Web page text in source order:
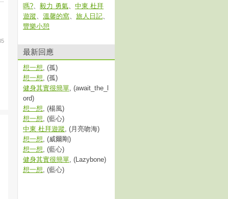
嗎?、 毅力 勇氣、 中東 杜拜
遊蹤、 溫馨的窩、 旅人日記、
豐樂小憩
最新回應
想一想, (孤)
想一想, (孤)
健身其實很簡單, (await_the_l
ord)
想一想, (楊風)
想一想, (藍心)
中東 杜拜遊蹤, (月亮吻海)
想一想, (威爾剛)
想一想, (藍心)
健身其實很簡單, (Lazybone)
想一想, (藍心)